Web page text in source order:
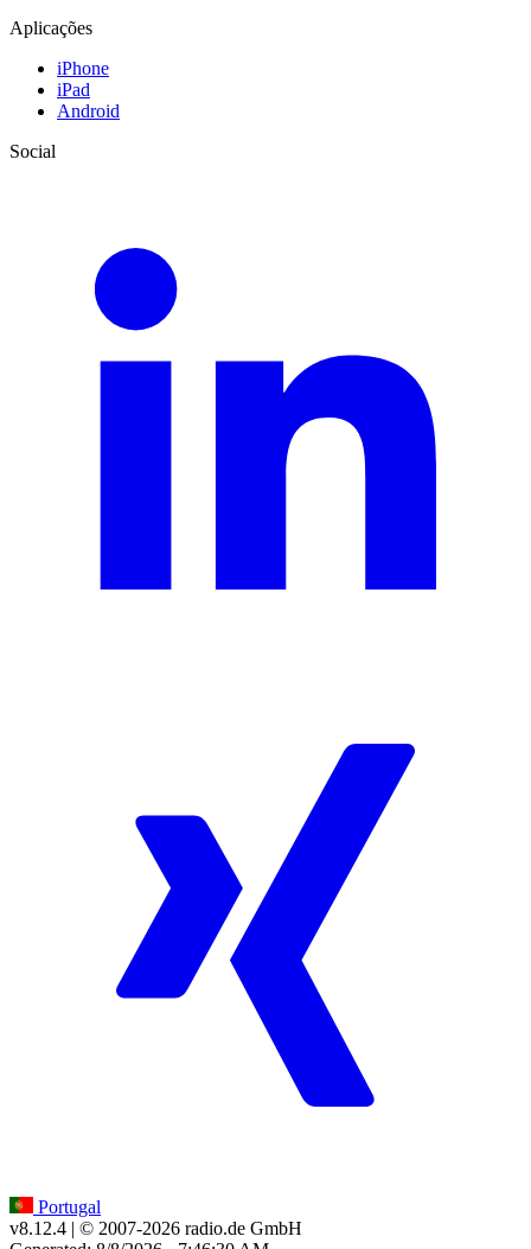
Aplicações
iPhone
iPad
Android
Social
Portugal
v8.12.4 | © 2007-2026 radio.de GmbH